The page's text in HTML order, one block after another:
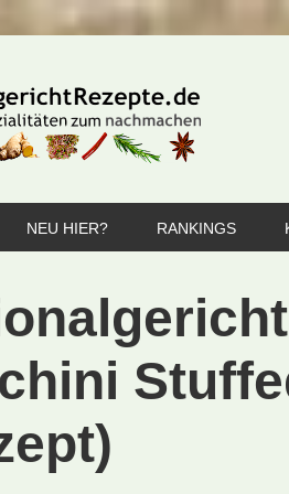
NEU HIER? RANKINGS